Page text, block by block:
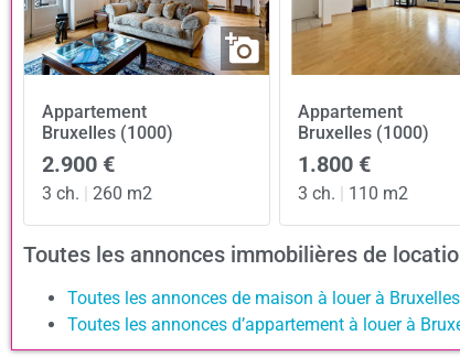
Appartement
Bruxelles (1000)
2.900 €
3 ch. | 260 m2
Appartement
Bruxelles (1000)
1.800 €
3 ch. | 110 m2
Toutes les annonces immobilières de
Toutes les annonces de maison à louer à
Toutes les annonces d’appartement à louer à